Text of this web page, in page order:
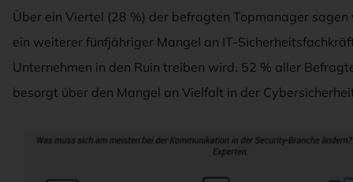
Über ein Viertel (28 %) der befragten Topmanager sagen
ein weiterer fünfjähriger Mangel an IT-
Unternehmen in den Ruin treiben wird. 52 % aller
besorgt über den Mangel an Vielfalt in der